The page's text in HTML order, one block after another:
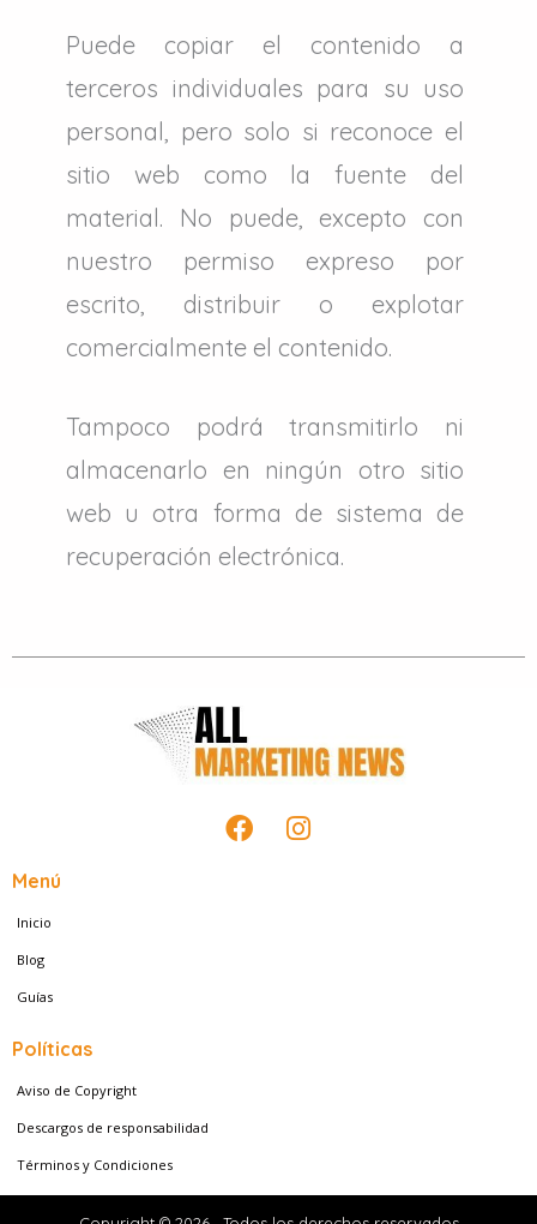
Puede copiar el contenido a
terceros individuales para su uso
personal, pero solo si reconoce el
sitio web como la fuente del
material. No puede, excepto con
nuestro permiso expreso por
escrito, distribuir o explotar
comercialmente el contenido.
Tampoco podrá transmitirlo ni
almacenarlo en ningún otro sitio
web u otra forma de sistema de
recuperación electrónica.
F
a
I
n
Menú
Inicio
Blog
Guías
Políticas
Aviso de Copyright
Descargos de responsabilidad
Términos y Condiciones